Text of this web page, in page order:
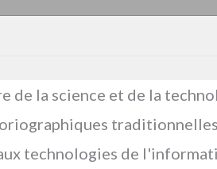
de la science et de la
technologies de